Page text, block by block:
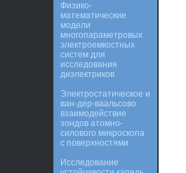
Физико-
математические
модели
многопараметровых
электроемкостных
систем для
исследования
диэлектриков
Электростатическое и
ван-дер-ваальсово
взаимодействие
зондов атомно-
силового микроскопа
с поверхностями
Исследование